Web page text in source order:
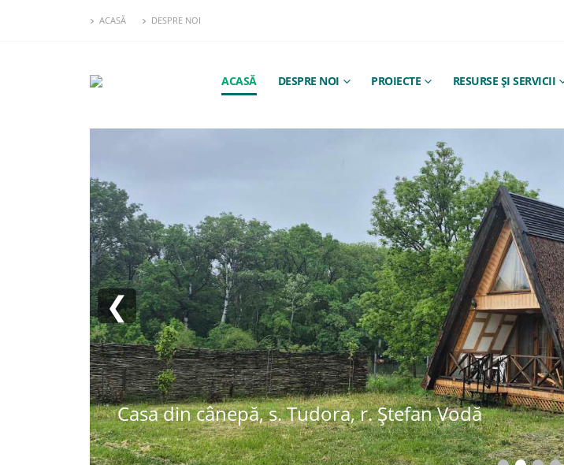
ACASĂ DESPRE NOI
ACASĂ DESPRE NOI PROIECTE RESURSE ȘI SERVICII
Casa din cânepă, s. Tudora, r. Ștefan Vodă
❮